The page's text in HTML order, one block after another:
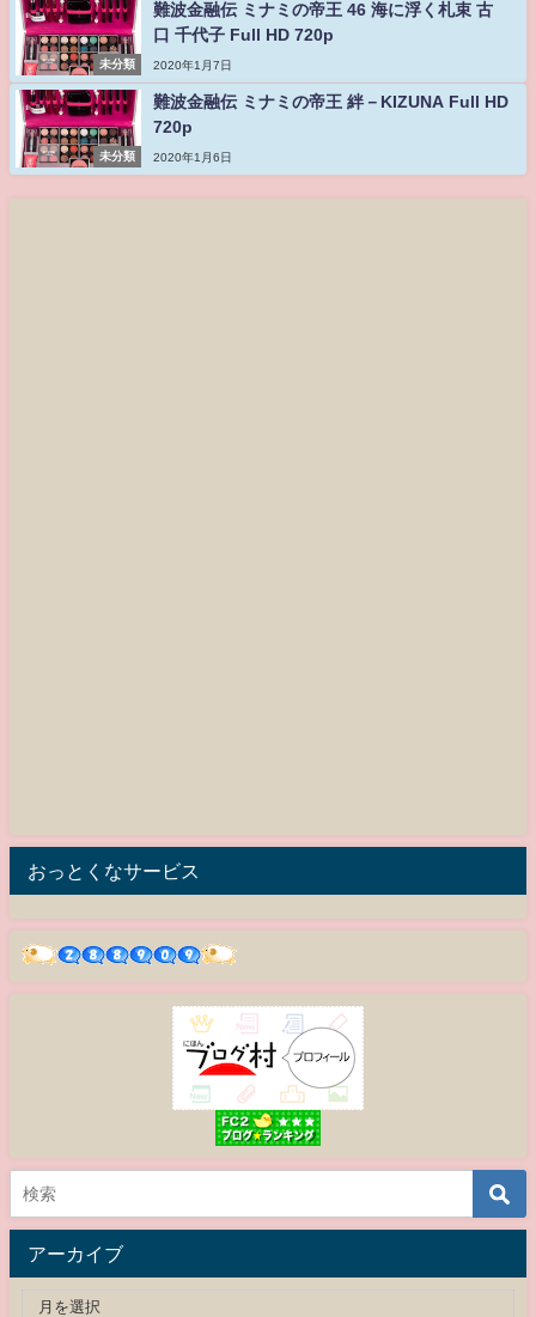
未分類
難波金融伝 ミナミの帝王 46 海に浮く札束 古
口 千代子 Full HD 720p
2020年1月7日
未分類
難波金融伝 ミナミの帝王 絆－KIZUNA Full HD
720p
2020年1月6日
おっとくなサービス
アーカイブ